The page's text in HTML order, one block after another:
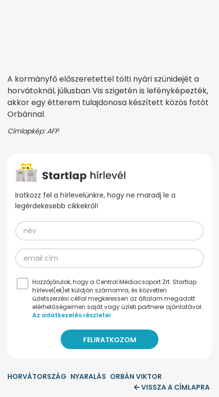
A kormányfő előszeretettel tölti nyári szünidejét a
horvátoknál, júliusban Vis szigetén is lefényképezték,
akkor egy étterem tulajdonosa készített közös fotót
Orbánnal.
Címlapkép: AFP
Iratkozz fel a hírlevelünkre, hogy ne maradj le a
legérdekesebb cikkekről!
Hozzájárulok, hogy a Central Médiacsoport Zrt. Startlap
hírlevel(ek)et küldjön számomra, és közvetlen
üzletszerzési céllal megkeressen az általam megadott
elérhetőségeimen saját vagy üzleti partnerei ajánlatával.
Az adatkezelés részletei
HORVÁTORSZÁG NYARALÁS ORBÁN VIKTOR
VISSZA A CÍMLAPRA